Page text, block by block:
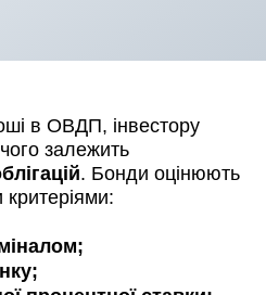
в ОВДП, інвестору
залежить
. Бонди оцінюють